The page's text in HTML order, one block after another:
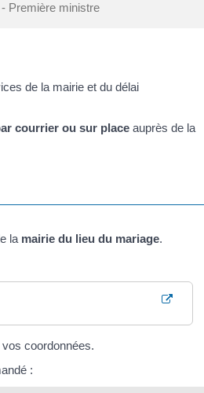
Première ministre
de la mairie et du délai
courrier ou sur place auprès de la
la mairie du lieu du mariage.
coordonnées.
: